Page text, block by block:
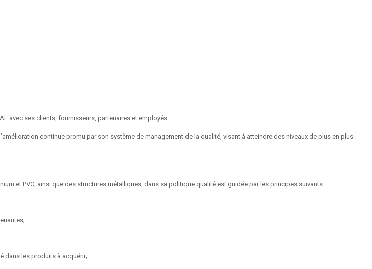
avec ses clients, fournisseurs, partenaires et employés.
continue promu par son système de management de la qualité, visant à atteindre des niveaux de plus en plus
et PVC, ainsi que des structures métalliques, dans sa politique qualité est guidée par les principes suivants:
dans les produits à acquérir;